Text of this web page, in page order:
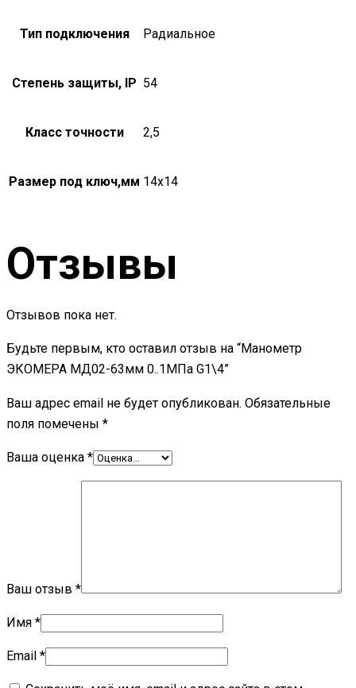
Тип подключения Радиальное
Степень защиты, IP 54
Класс точности 2,5
Размер под ключ,мм 14х14
Отзывы
Отзывов пока нет.
Будьте первым, кто оставил отзыв на “Манометр
ЭКОМЕРА МД02-63мм 0..1МПа G1\4”
Ваш адрес email не будет опубликован. Обязательные
поля помечены *
Ваша оценка *
Ваш отзыв *
Имя *
Email *